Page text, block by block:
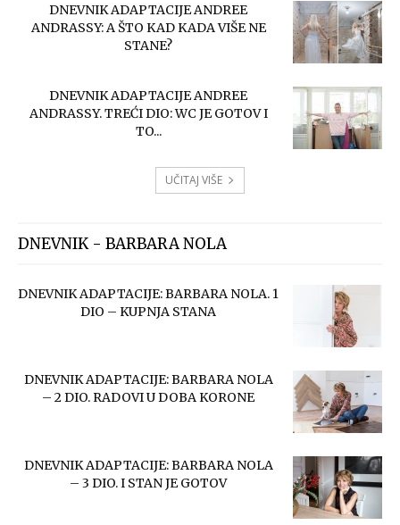
DNEVNIK ADAPTACIJE ANDREE
ANDRASSY: A ŠTO KAD KADA VIŠE NE
STANE?
DNEVNIK ADAPTACIJE ANDREE
ANDRASSY. TREĆI DIO: WC JE GOTOV I
TO...
UČITAJ VIŠE
DNEVNIK - BARBARA NOLA
DNEVNIK ADAPTACIJE: BARBARA NOLA. 1
DIO – KUPNJA STANA
DNEVNIK ADAPTACIJE: BARBARA NOLA
– 2 DIO. RADOVI U DOBA KORONE
DNEVNIK ADAPTACIJE: BARBARA NOLA
– 3 DIO. I STAN JE GOTOV